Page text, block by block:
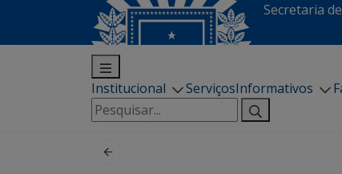
Secretaria
Institucional ServiçosInformativos
Pesquisar
por: